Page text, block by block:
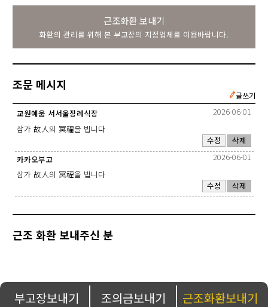
근조화환 보내기
화환의 관리를 위해 본 부고장의 지정업체를 이용바랍니다.
조문 메시지
글쓰기
교원예움 서서울장례식장
2026-06-01
삼가 故人의 冥福을 빕니다
수정
삭제
카카오부고
2026-06-01
삼가 故人의 冥福을 빕니다
수정
삭제
근조 화환 보내주신 분
부고장보내기 조의금보내기 근조화환보내기